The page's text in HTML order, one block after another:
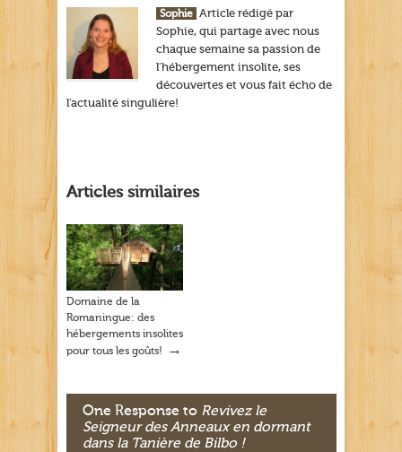
Sophie Article rédigé par
Sophie, qui partage avec nous
chaque semaine sa passion de
l'hébergement insolite, ses
découvertes et vous fait écho de
l'actualité singulière!
Articles similaires
Domaine de la
Romaningue: des
hébergements insolites
pour tous les goûts!
→
One Response to Revivez le
Seigneur des Anneaux en dormant
dans la Tanière de Bilbo !